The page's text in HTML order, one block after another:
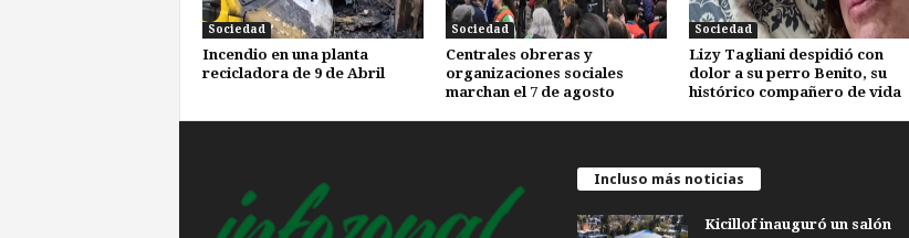
Sociedad
Incendio en una planta
recicladora de 9 de Abril
Sociedad
Centrales obreras y
organizaciones sociales
marchan el 7 de agosto
Sociedad
Lizy Tagliani despidió con
dolor a su perro Benito, su
histórico compañero de vida
Incluso más noticias
Kicillof inauguró un salón